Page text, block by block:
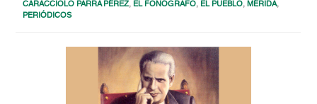
CARACCIOLO PARRA PÉREZ, EL FONÓGRAFO, EL PUEBLO,MÉRIDA,
PERIÓDICOS